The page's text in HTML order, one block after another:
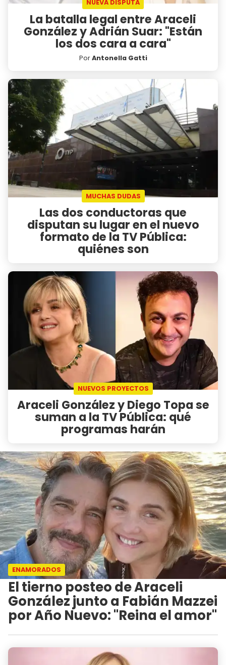
NUEVA DISPUTA
La batalla legal entre Araceli
González y Adrián Suar: "Están
los dos cara a cara"
PorAntonella Gatti
MUCHAS DUDAS
Las dos conductoras que
disputan su lugar en el nuevo
formato de la TV Pública:
quiénes son
NUEVOS PROYECTOS
Araceli González y Diego Topa se
suman a la TV Pública: qué
programas harán
ENAMORADOS
El tierno posteo de Araceli
González junto a Fabián Mazzei
por Año Nuevo: "Reina el amor"